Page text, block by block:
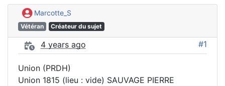
Marcotte_S
Vétéran Créateur du sujet
4 years ago #1
Union (PRDH)
Union 1815 (lieu : vide) SAUVAGE PIERRE